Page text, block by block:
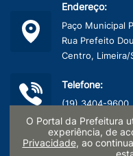
Endereço:
Paço Municipal
Rua Prefeito
Centro, Limeira/
Telefone:
(19) 3404-9600
CNPJ:
O Portal da Prefeitura
experiência, de
Privacidade, ao